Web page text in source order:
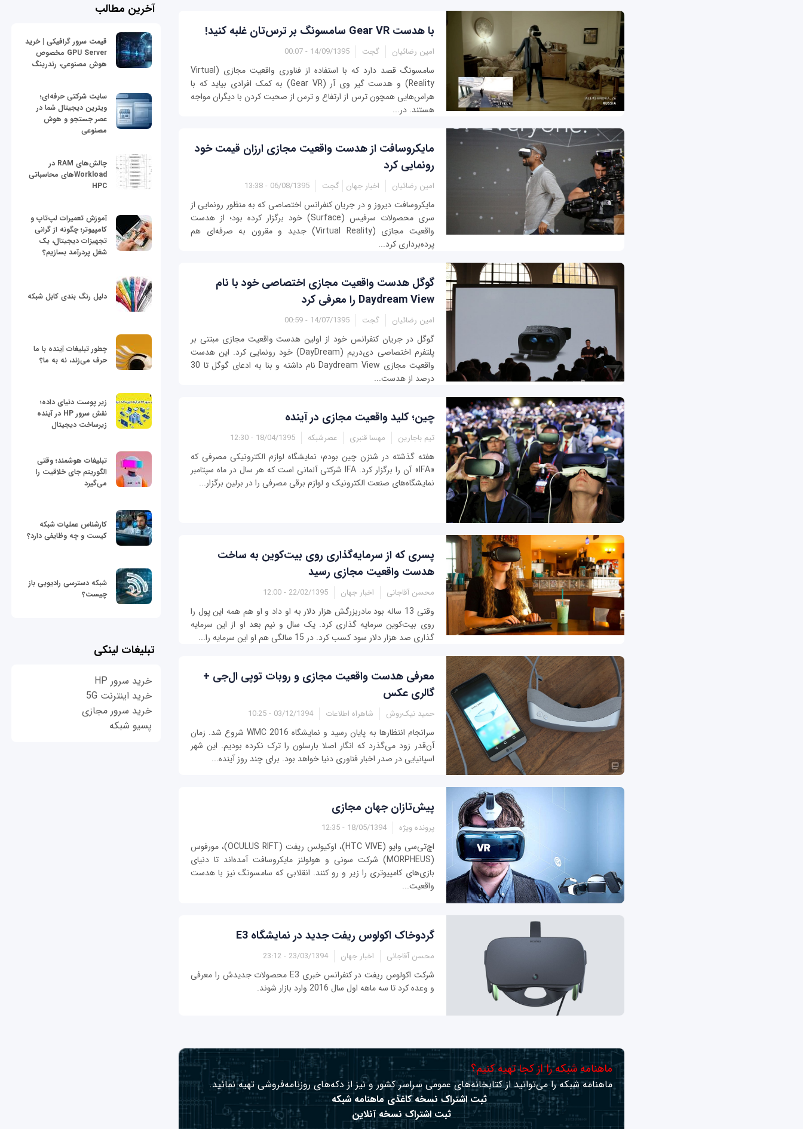
با هدست Gear VR سامسونگ بر ترس‌تان غلبه کنید!
امین رضائیان گجت 14/09/1395 - 00:07
سامسونگ قصد دارد که با استفاده از فناوری واقعیت مجازی (Virtual
Reality) و هدست گیر وی آر (Gear VR) به کمک افرادی بیاید که با
هراس‌هایی همچون ترس از ارتفاع و ترس از صحبت کردن با دیگران مواجه
هستند. در...
مایکروسافت از هدست واقعیت مجازی ارزان قیمت خود
رونمایی کرد
امین رضائیان اخبار جهان گجت 06/08/1395 - 13:38
مایکروسافت دیروز و در جریان کنفرانس اختصاصی که به منظور رونمایی از
سری محصولات سرفیس (Surface) خود برگزار کرده بود؛ از هدست
واقعیت مجازی (Virtual Reality) جدید و مقرون به صرفه‌ای هم
پرده‌برداری کرد...
گوگل هدست واقعیت مجازی اختصاصی خود با نام
Daydream View را معرفی کرد
امین رضائیان گجت 14/07/1395 - 00:59
گوگل در جریان کنفرانس خود از اولین هدست واقعیت مجازی مبتنی بر
پلتفرم اختصاصی دی‌دریم (DayDream) خود رونمایی کرد. این هدست
واقعیت مجازی Daydream View نام داشته و بنا به ادعای گوگل تا 30
درصد از هدست‌...
چین؛ کلید واقعیت مجازی در آینده
تیم باجارین مهسا قنبری عصرشبکه 18/04/1395 - 12:30
هفته گذشته در شنزن چین بودم؛ نمایشگاه لوازم الکترونیکی مصرفی که
«IFA» آن را برگزار کرد. IFA شرکتی آلمانی است که هر سال در ماه سپتامبر
نمایشگاه‌های صنعت الکترونیک و لوازم برقی مصرفی را در برلین برگزار...
پسری که از سرمایه‌گذاری روی بیت‌کوین به ساخت
هدست واقعیت مجازی رسید
محسن آقاجانی اخبار جهان 22/02/1395 - 12:00
وقتی 13 ساله بود مادربزرگش هزار دلار به او داد و او هم همه این پول را
روی بیت‌کوین سرمایه گذاری کرد. یک سال و نیم بعد او از این سرمایه
گذاری صد هزار دلار سود کسب کرد. در 15 سالگی هم او این سرمایه را...
معرفی هدست واقعیت مجازی و روبات توپی ال‌جی +
گالری عکس
حمید نیک‌روش شاهراه اطلاعات 03/12/1394 - 10:25
سرانجام انتظارها به پایان رسید و نمایشگاه WMC 2016 شروع شد. زمان
آن‌قدر زود می‌گذرد که انگار اصلا بارسلون را ترک نکرده بودیم. این شهر
اسپانیایی در صدر اخبار فناوری دنیا خواهد بود. برای چند روز آینده...
پیش‌تازان جهان مجازی
پرونده ویژه 18/05/1394 - 12:35
اچ‌تی‌سی وایو (HTC VIVE)، اوکیولس ریفت (OCULUS RIFT)، مورفوس
(MORPHEUS) شرکت سونی و هولولنز مایکروسافت آمده‌اند تا دنیای
بازی‌های کامپیوتری را زیر و رو کنند. انقلابی که سامسونگ نیز با هدست
واقعیت...
گردوخاک اکولوس ریفت جدید در نمايشگاه E3
محسن آقاجانی اخبار جهان 23/03/1394 - 23:12
شرکت اکولوس ریفت در کنفرانس خبری E3 محصولات جدیدش را معرفی
و وعده کرد تا سه ماهه اول سال 2016 وارد بازار شوند.
ماهنامه شبکه را از کجا تهیه کنیم؟
ماهنامه شبکه را می‌توانید از کتابخانه‌های عمومی سراسر کشور و نیز از دکه‌های روزنامه‌فروشی تهیه نمائید.
ثبت اشتراک نسخه کاغذی ماهنامه شبکه
ثبت اشتراک نسخه آنلاین
آخرین مطالب
قیمت سرور گرافیکی | خرید
GPU Server مخصوص
هوش مصنوعی، رندرینگ
سایت شرکتی حرفه‌ای؛
ویترین دیجیتال شما در
عصر جستجو و هوش
مصنوعی
چالش‌های RAM در
Workloadهای محاسباتی
HPC
آموزش تعمیرات لپ‌تاپ و
کامپیوتر؛ چگونه از گرانی
تجهیزات دیجیتال، یک
شغل پردرآمد بسازیم؟
دلیل رنگ بندی کابل شبکه
چطور تبلیغات آینده با ما
حرف می‌زند، نه به ما؟
زیر پوست دنیای داده؛
نقش سرور HP در آینده
زیرساخت دیجیتال
تبلیغات هوشمند؛ وقتی
الگوریتم جای خلاقیت را
می‌گیرد
کارشناس عملیات شبکه
کیست و چه وظایفی دارد؟
شبکه دسترسی رادیویی باز
چیست؟
تبلیغات لینکی
خرید سرور HP
خرید اینترنت 5G
خرید سرور مجازی
پسیو شبکه